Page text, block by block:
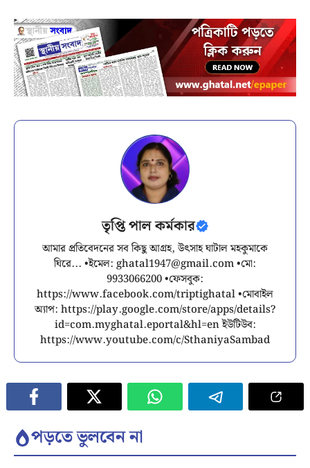
তৃপ্তি পাল কর্মকার
আমার প্রতিবেদনের সব কিছু আগ্রহ, উৎসাহ ঘাটাল মহকুমাকে
ঘিরে... •ইমেল: ghatal1947@gmail.com•মো:
9933066200 •ফেসবুক:
https://www.facebook.com/triptighatal •মোবাইল
অ্যাপ: https://play.google.com/store/apps/details?
id=com.myghatal.eportal&hl=en ইউটিউব:
https://www.youtube.com/c/SthaniyaSambad
পড়তে ভুলবেন না